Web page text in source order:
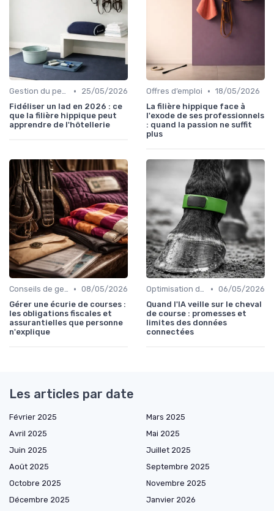
Gestion du personnel •
25/05/2026
Fidéliser un lad en 2026 : ce
que la filière hippique peut
apprendre de l'hôtellerie
Offres d’emploi • 18/05/2026
La filière hippique face à
l'exode de ses professionnels
: quand la passion ne suffit
plus
Conseils de gestion d’écurie • 08/05/2026
Gérer une écurie de courses :
les obligations fiscales et
assurantielles que personne
n'explique
Optimisation des performances • 06/05/2026
Quand l'IA veille sur le cheval
de course : promesses et
limites des données
connectées
Les articles par date
Février 2025
Mars 2025
Avril 2025
Mai 2025
Juin 2025
Juillet 2025
Août 2025
Septembre 2025
Octobre 2025
Novembre 2025
Décembre 2025
Janvier 2026